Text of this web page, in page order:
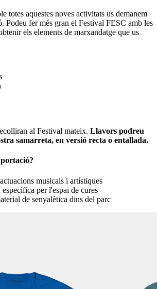
totes aquestes noves activitats us demanem
Podeu fer més gran el Festival FESC amb les
els elements de marxandatge que us
al Festival mateix. Llavors podreu
samarreta, en versió recta o entallada.
musicals i artístiques
per l'espai de cures
de senyalètica dins del parc